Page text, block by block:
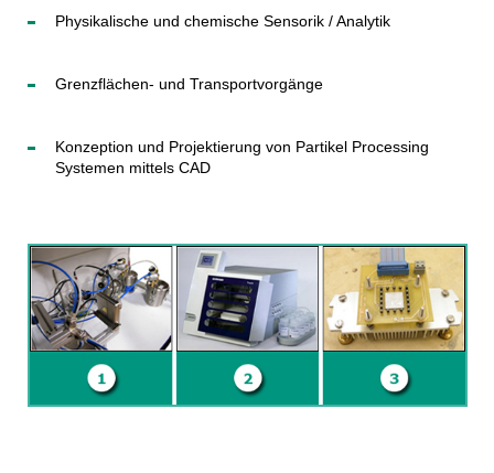
Physikalische und chemische Sensorik / Analytik
Grenzflächen- und Transportvorgänge
Konzeption und Projektierung von Partikel Processing
Systemen mittels CAD